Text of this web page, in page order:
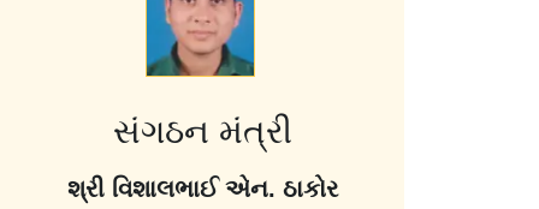
સંગઠન મંત્રી
શ્રી વિશાલભાઈ એન. ઠાકોર